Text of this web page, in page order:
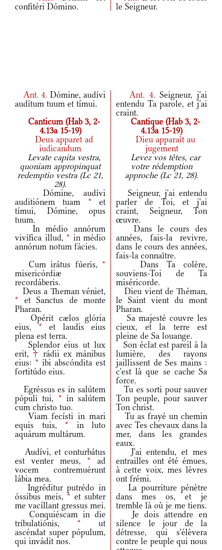
confitéri Dómino.
le Seigneur.
Ant. 4. Dómine, audívi
audítum tuum et tímui.
Ant. 4. Seigneur, j'ai
entendu Ta parole, et j'ai
craint.
Canticum (Hab 3, 2-
4.13a 15-19)
Cantique (Hab 3, 2-
4.13a 15-19)
Deus apparet ad
iudicandum
Dieu apparaît au
jugement
Levate capita vestra,
quoniam appropinquat
redemptio vestra (Lc 21,
28).
Levez vos têtes, car
votre rédemption
approche (Lc 21, 28).
Dómine, audívi
auditiónem tuam * et
tímui, Dómine, opus
tuum.
Seigneur, j'ai entendu
parler de Toi, et j'ai
craint, Seigneur, Ton
œuvre.
In médio annórum
vivífica illud, * in médio
annórum notum fácies.
Dans le cours des
années, fais-la revivre,
dans le cours des années,
fais-la connaître.
Cum irátus fúeris, *
misericórdiæ
recordáberis.
Dans Ta colère,
souviens-Toi de Ta
miséricorde.
Deus a Theman véniet,
* et Sanctus de monte
Pharan.
Dieu vient de Théman,
le Saint vient du mont
Pharan.
Opérit cælos glória
eius, * et laudis eius
plena est terra.
Sa majesté couvre les
cieux, et la terre est
pleine de Sa louange.
Splendor eius ut lux
erit, † rádii ex mánibus
eius: * ibi abscóndita est
fortitúdo eius.
Son éclat est pareil à la
lumière, des rayons
jaillissent de Ses mains :
c'est là que se cache Sa
force.
Egréssus es in salútem
pópuli tui, * in salútem
cum christo tuo.
Tu es sorti pour sauver
Ton peuple, pour sauver
Ton christ.
Viam fecísti in mari
equis tuis, * in luto
aquárum multárum.
Tu as frayé un chemin
avec Tes chevaux dans la
mer, dans les grandes
eaux.
Audívi, et conturbátus
est venter meus, * ad
vocem contremuérunt
lábia mea.
J'ai entendu, et mes
entrailles ont été émues,
à cette voix, mes lèvres
ont frémi.
Ingréditur putrédo in
óssibus meis, * et subter
me vacíllant gressus mei.
La pourriture pénètre
dans mes os, et je
tremble là où je me tiens.
Conquiéscam in die
tribulatiónis, * ut
ascéndat super pópulum,
qui invádit nos.
Je dois attendre en
silence le jour de la
détresse, qui s'élèvera
contre le peuple qui nous